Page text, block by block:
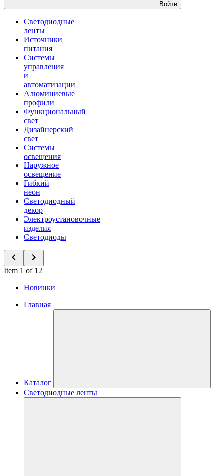
Войти
Светодиодные
ленты
Источники
питания
Системы
управления
и
автоматизации
Алюминиевые
профили
Функциональный
свет
Дизайнерский
свет
Системы
освещения
Наружное
освещение
Гибкий
неон
Светодиодный
декор
Электроустановочные
изделия
Светодиоды
Item 1 of 12
Новинки
Главная
Каталог
Светодиодные ленты